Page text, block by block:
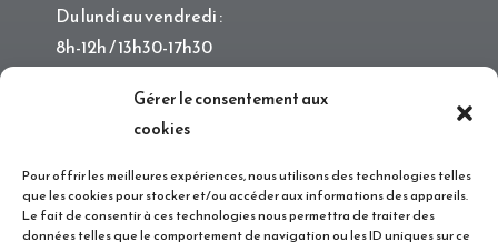
Gérer le consentement aux
cookies
Pour offrir les meilleures expériences, nous utilisons des technologies telles
que les cookies pour stocker et/ou accéder aux informations des appareils.
Le fait de consentir à ces technologies nous permettra de traiter des
données telles que le comportement de navigation ou les ID uniques sur ce
Du lundi au vendredi :
8h-12h / 13h30-17h30